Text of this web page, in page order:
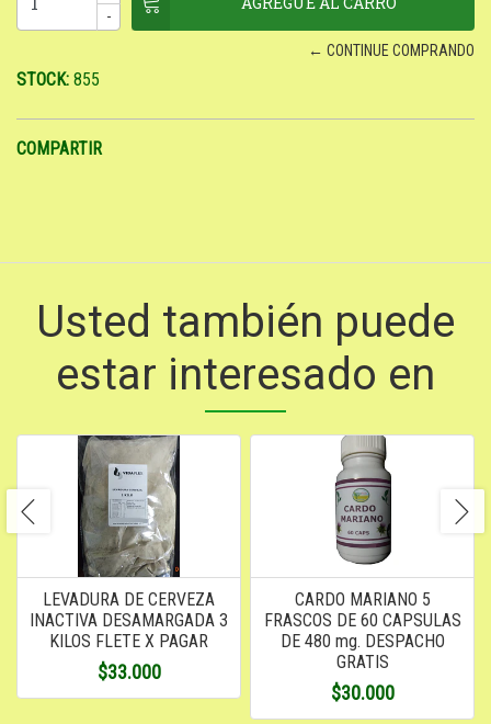
-
← CONTINUE COMPRANDO
STOCK: 855
COMPARTIR
Usted también puede
estar interesado en
LEVADURA DE CERVEZA
INACTIVA DESAMARGADA 3
KILOS FLETE X PAGAR
$33.000
CARDO MARIANO 5
FRASCOS DE 60 CAPSULAS
DE 480 mg. DESPACHO
GRATIS
$30.000